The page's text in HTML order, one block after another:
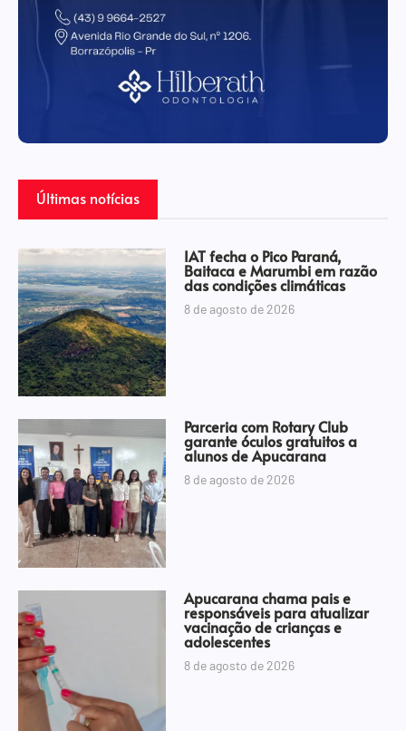
Últimas notícias
IAT fecha o Pico Paraná,
Baitaca e Marumbi em razão
das condições climáticas
8 de agosto de 2026
Parceria com Rotary Club
garante óculos gratuitos a
alunos de Apucarana
8 de agosto de 2026
Apucarana chama pais e
responsáveis para atualizar
vacinação de crianças e
adolescentes
8 de agosto de 2026